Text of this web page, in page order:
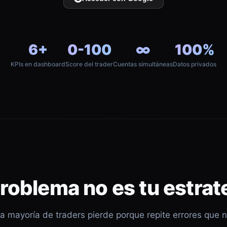
6+
KPIs en dashboard
0-100
Score del trader
∞
Cuentas simultáneas
100%
Datos privados
no es tu
mayoría de traders pierde porque repite errores que